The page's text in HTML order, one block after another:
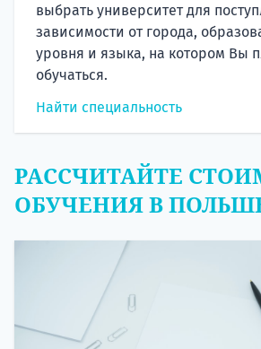
выбрать университет для
зависимости от города,
уровня и языка, на котором Вы
обучаться.
Найти специальность
РАССЧИТАЙТЕ
ОБУЧЕНИЯ В